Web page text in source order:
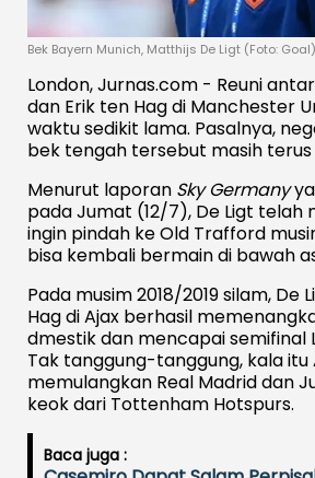
Bek Bayern Munich, Matthijs De Ligt (Foto: Goal)
London, Jurnas.com - Reuni
dan Erik ten Hag di Manchester
waktu sedikit lama. Pasalnya,
bek tengah tersebut masih terus
Menurut laporan Sky Germany
pada Jumat (12/7), De Ligt telah
ingin pindah ke Old Trafford
bisa kembali bermain di bawah
Pada musim 2018/2019 silam, De
Hag di Ajax berhasil
dmestik dan mencapai semifinal
Tak tanggung-tanggung, kala itu
memulangkan Real Madrid dan
keok dari Tottenham Hotspurs.
Baca juga :